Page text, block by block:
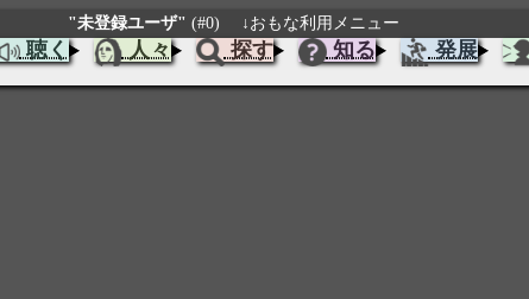
"未登録ユーザ" (#0) ↓おもな利用メニュー
聴く 人々 探す 知る 発展